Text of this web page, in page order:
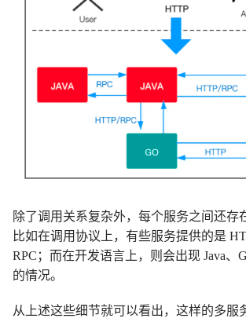
除了调用关系复杂外，每个服务之间还存
比如在调用协议上，有些服务提供的是
RPC；而在开发语言上，则会出现 Java、
的情况。
从上述这些细节就可以看出，这样的多服